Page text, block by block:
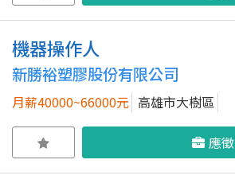
機器操作人
新勝裕塑膠股份有限公司
月薪40000~66000元 高雄市大樹區
應徵